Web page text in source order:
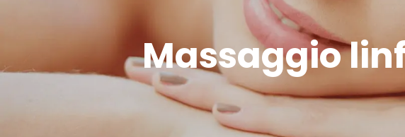
Massaggio